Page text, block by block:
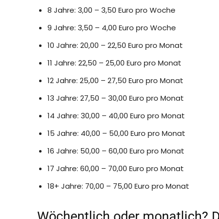
8 Jahre: 3,00 – 3,50 Euro pro Woche
9 Jahre: 3,50 – 4,00 Euro pro Woche
10 Jahre: 20,00 – 22,50 Euro pro Monat
11 Jahre: 22,50 – 25,00 Euro pro Monat
12 Jahre: 25,00 – 27,50 Euro pro Monat
13 Jahre: 27,50 – 30,00 Euro pro Monat
14 Jahre: 30,00 – 40,00 Euro pro Monat
15 Jahre: 40,00 – 50,00 Euro pro Monat
16 Jahre: 50,00 – 60,00 Euro pro Monat
17 Jahre: 60,00 – 70,00 Euro pro Monat
18+ Jahre: 70,00 – 75,00 Euro pro Monat